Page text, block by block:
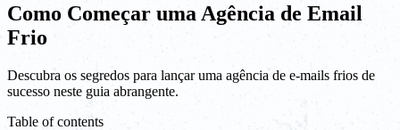
Como Começar uma Agência de Email
Frio
Descubra os segredos para lançar uma agência de e-mails frios de
sucesso neste guia abrangente.
Table of contents